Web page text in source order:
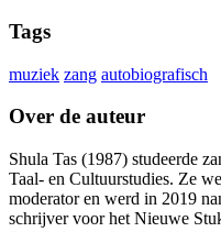
Tags
muziek zang autobiografisch
Over de auteur
Shula Tas (1987) studeerde
Taal- en Cultuurstudies. Ze
moderator en werd in 2019
schrijver voor het Nieuwe